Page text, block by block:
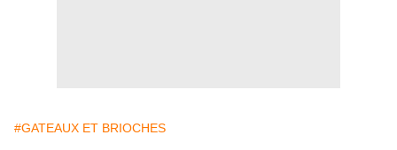
#GATEAUX ET BRIOCHES